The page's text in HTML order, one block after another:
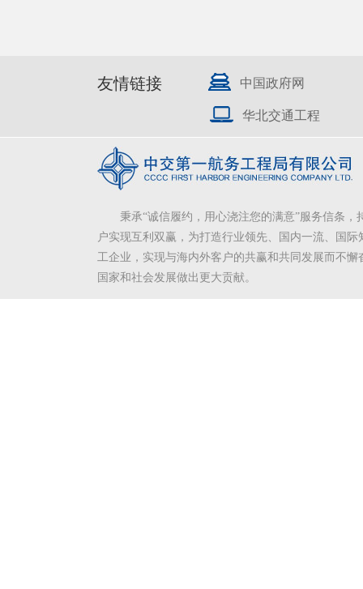
友情链接 中国政府网
华北交通工程
秉承“诚信履约，用心浇注您的满意”服务信条，
户实现互利双赢，为打造行业领先、国内一流、国际
工企业，实现与海内外客户的共赢和共同发展而不懈
国家和社会发展做出更大贡献。